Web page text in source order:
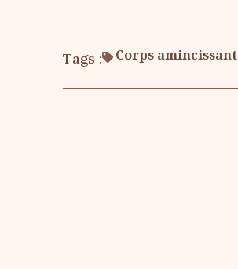
Tags : Corps amincissant